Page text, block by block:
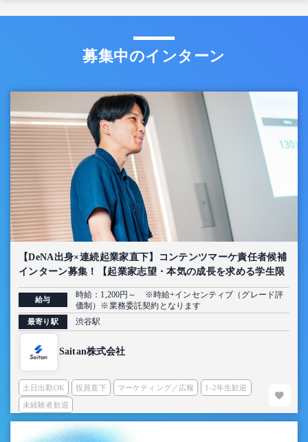
募集中のインターン
【DeNA出身×連続起業家直下】コンテンツマーケ責任者候補
インターン募集！【起業家志望・本気の成長を求める学生限
定】
給与
時給：1,200円～ ※時給+インセンティブ（グレード評
価制）※業務委託契約となります
最寄り駅 渋谷駅
Saitan株式会社
土日出勤OK 役員直下 マーケティング／広報 1-2年生歓迎
未経験者歓迎